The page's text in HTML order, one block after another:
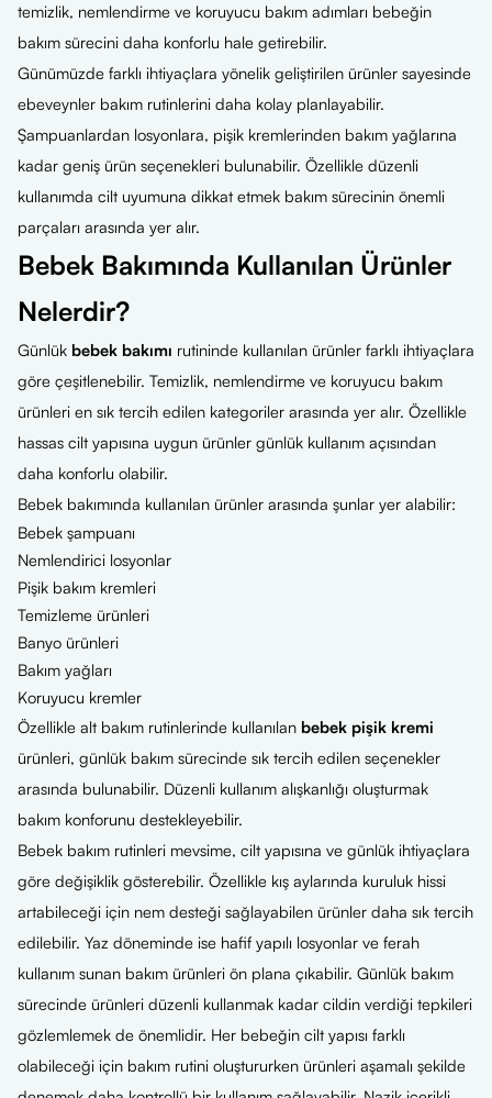
temizlik, nemlendirme ve koruyucu bakım adımları bebeğin
bakım sürecini daha konforlu hale getirebilir.
Günümüzde farklı ihtiyaçlara yönelik geliştirilen ürünler sayesinde
ebeveynler bakım rutinlerini daha kolay planlayabilir.
Şampuanlardan losyonlara, pişik kremlerinden bakım yağlarına
kadar geniş ürün seçenekleri bulunabilir. Özellikle düzenli
kullanımda cilt uyumuna dikkat etmek bakım sürecinin önemli
parçaları arasında yer alır.
Bebek Bakımında Kullanılan Ürünler
Nelerdir?
Günlük bebek bakımı rutininde kullanılan ürünler farklı ihtiyaçlara
göre çeşitlenebilir. Temizlik, nemlendirme ve koruyucu bakım
ürünleri en sık tercih edilen kategoriler arasında yer alır. Özellikle
hassas cilt yapısına uygun ürünler günlük kullanım açısından
daha konforlu olabilir.
Bebek bakımında kullanılan ürünler arasında şunlar yer alabilir:
Bebek şampuanı
Nemlendirici losyonlar
Pişik bakım kremleri
Temizleme ürünleri
Banyo ürünleri
Bakım yağları
Koruyucu kremler
Özellikle alt bakım rutinlerinde kullanılan bebek pişik kremi
ürünleri, günlük bakım sürecinde sık tercih edilen seçenekler
arasında bulunabilir. Düzenli kullanım alışkanlığı oluşturmak
bakım konforunu destekleyebilir.
Bebek bakım rutinleri mevsime, cilt yapısına ve günlük ihtiyaçlara
göre değişiklik gösterebilir. Özellikle kış aylarında kuruluk hissi
artabileceği için nem desteği sağlayabilen ürünler daha sık tercih
edilebilir. Yaz döneminde ise hafif yapılı losyonlar ve ferah
kullanım sunan bakım ürünleri ön plana çıkabilir. Günlük bakım
sürecinde ürünleri düzenli kullanmak kadar cildin verdiği tepkileri
gözlemlemek de önemlidir. Her bebeğin cilt yapısı farklı
olabileceği için bakım rutini oluştururken ürünleri aşamalı şekilde